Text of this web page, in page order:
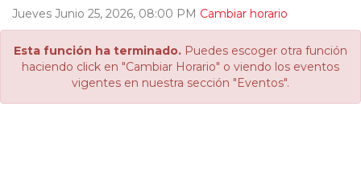
Jueves Junio 25, 2026, 08:00 PM Cambiar horario
Esta función ha terminado. Puedes escoger otra función
haciendo click en "Cambiar Horario" o viendo los eventos
vigentes en nuestra sección "Eventos".